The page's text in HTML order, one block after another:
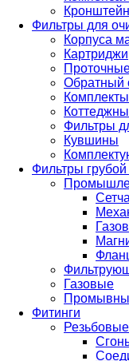
Фильтры для
Корпуса
Картриджи
Обратный
Фильтры
Кувшины
Фильтры грубой
Газовые
Фитинги